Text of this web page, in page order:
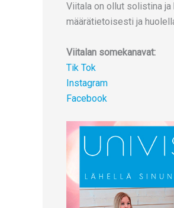
Viitala on ollut solistina
määrätietoisesti ja
Viitalan somekanavat:
Tik Tok
Instagram
Facebook